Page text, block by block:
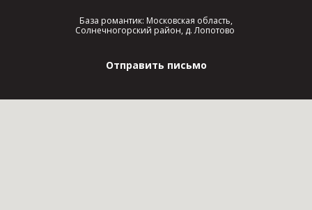
База романтик: Московская область,
Солнечногорский район, д. Лопотово
Отправить письмо